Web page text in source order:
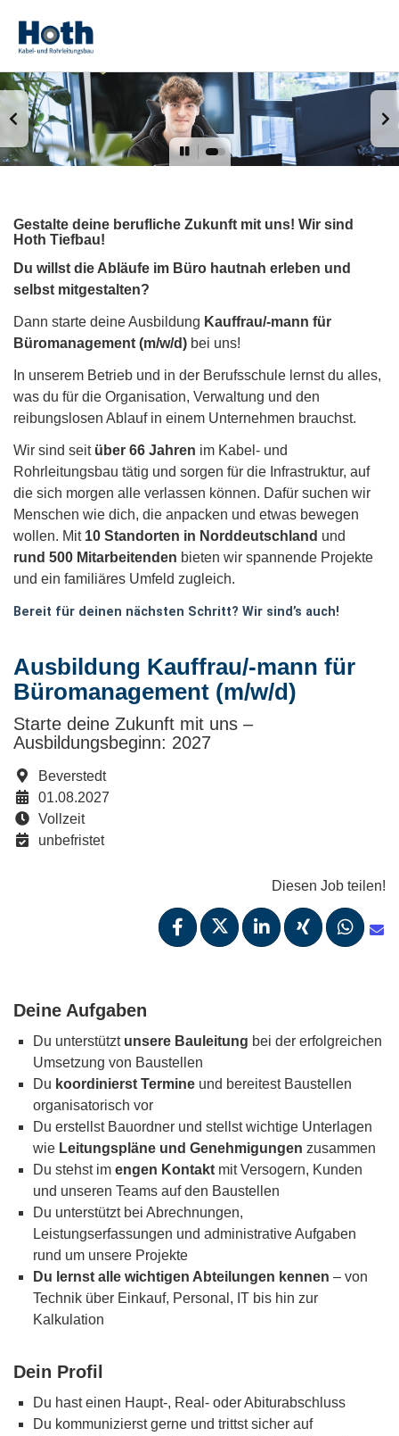
Ausbildung Kauffrau/-mann für
Büromanagement (m/w/d)
Starte deine Zukunft mit uns –
Ausbildungsbeginn: 2027
Beverstedt
01.08.2027
Vollzeit
unbefristet
Diesen Job teilen!
Gestalte deine berufliche Zukunft mit uns! Wir sind
Hoth Tiefbau!
Du willst die Abläufe im Büro hautnah erleben und
selbst mitgestalten?
Dann starte deine Ausbildung Kauffrau/-mann für
Büromanagement (m/w/d) bei uns!
In unserem Betrieb und in der Berufsschule lernst du alles,
was du für die Organisation, Verwaltung und den
reibungslosen Ablauf in einem Unternehmen brauchst.
Wir sind seit über 66 Jahren im Kabel- und
Rohrleitungsbau tätig und sorgen für die Infrastruktur, auf
die sich morgen alle verlassen können. Dafür suchen wir
Menschen wie dich, die anpacken und etwas bewegen
wollen. Mit10 Standorten in Norddeutschland und
rund 500 Mitarbeitenden bieten wir spannende Projekte
und ein familiäres Umfeld zugleich.
Bereit für deinen nächsten Schritt? Wir sind’s auch!
Deine Aufgaben
Du unterstützt unsere Bauleitung bei der erfolgreichen
Umsetzung von Baustellen
Du koordinierst Termine und bereitest Baustellen
organisatorisch vor
Du erstellst Bauordner und stellst wichtige Unterlagen
wie Leitungspläne und Genehmigungen zusammen
Du stehst im engen Kontakt mit Versogern, Kunden
und unseren Teams auf den Baustellen
Du unterstützt bei Abrechnungen,
Leistungserfassungen und administrative Aufgaben
rund um unsere Projekte
Du lernst alle wichtigen Abteilungen kennen – von
Technik über Einkauf, Personal, IT bis hin zur
Kalkulation
Dein Profil
Du hast einen Haupt-, Real- oder Abiturabschluss
Du kommunizierst gerne und trittst sicher auf